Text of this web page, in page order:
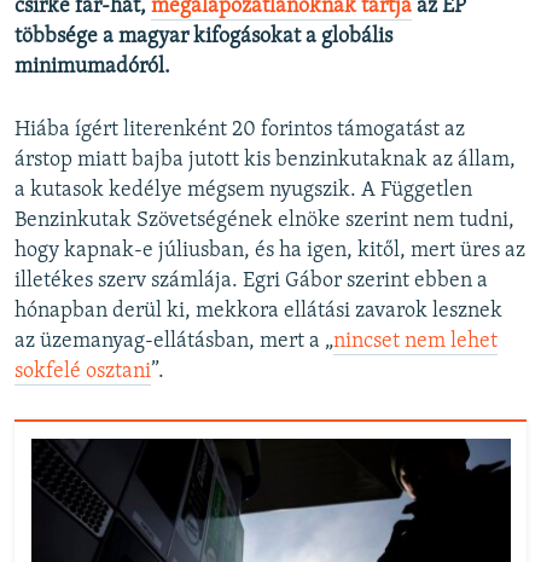
Valamennyi RFE/RL weboldal
csirke far-hát,​ megalapozatlanoknak tartja az EP
többsége a magyar kifogásokat a globális
minimumadóról.
Hiába ígért literenként 20 forintos támogatást az
árstop miatt bajba jutott kis benzinkutaknak az állam,
a kutasok kedélye mégsem nyugszik. A Független
Benzinkutak Szövetségének elnöke szerint nem tudni,
hogy kapnak-e júliusban, és ha igen, kitől, mert üres az
illetékes szerv számlája. Egri Gábor szerint ebben a
hónapban derül ki, mekkora ellátási zavarok lesznek
az üzemanyag-ellátásban, mert a „nincset nem lehet
sokfelé osztani”.